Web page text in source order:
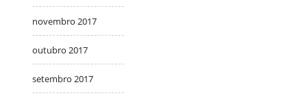
novembro 2017
outubro 2017
setembro 2017